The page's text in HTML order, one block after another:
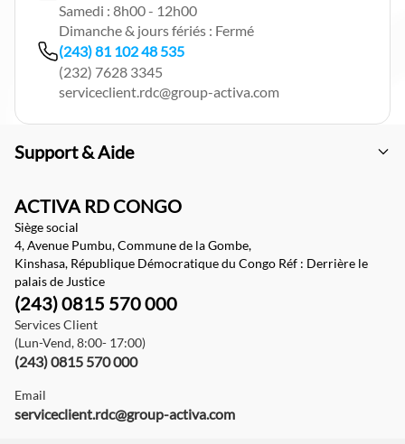
Samedi : 8h00 - 12h00
Dimanche & jours fériés : Fermé
(243) 81 102 48 535
(232) 7628 3345
serviceclient.rdc@group-activa.com
Support & Aide
ACTIVA RD CONGO
Siège social
4, Avenue Pumbu, Commune de la Gombe,
Kinshasa, République Démocratique du Congo Réf : Derrière le
palais de Justice
(243) 0815 570 000
Services Client
(Lun-Vend, 8:00- 17:00)
(243) 0815 570 000
Email
serviceclient.rdc@group-activa.com